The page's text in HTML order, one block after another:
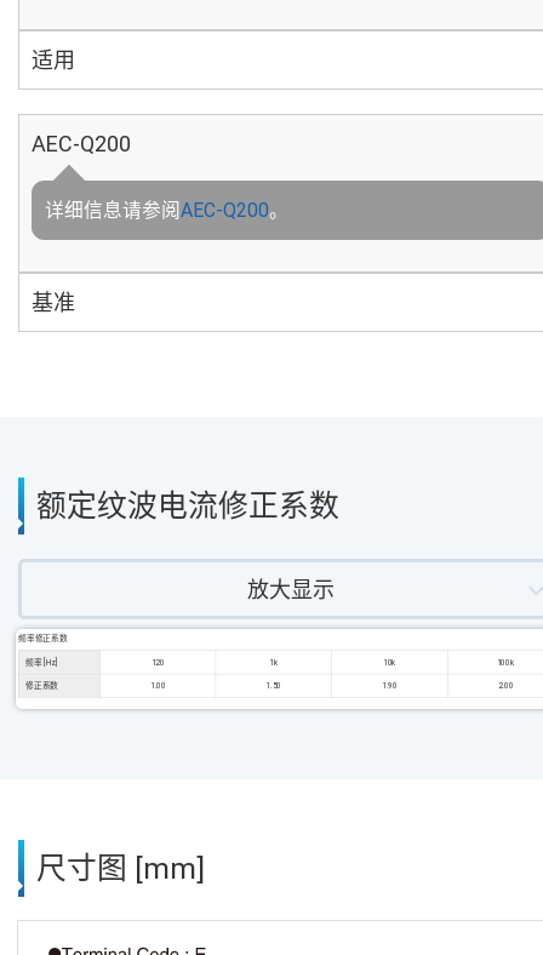
适用
AEC-Q200
详细信息请参阅AEC-Q200。
基准
额定纹波电流修正系数
放大显示
频率修正系数
频率 [Hz] 120 1k 10k 100k
修正系数 1.00 1.50 1.90 2.00
尺寸图 [mm]